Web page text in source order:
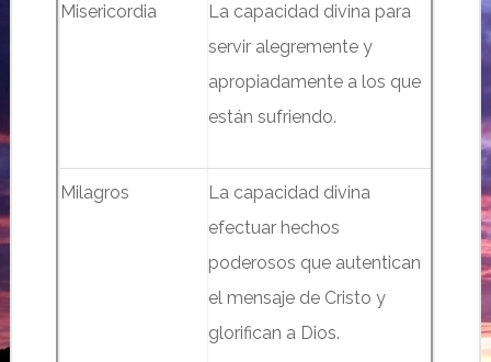
Misericordia
La capacidad divina para
servir alegremente y
apropiadamente a los que
están sufriendo.
Milagros
La capacidad divina
efectuar hechos
poderosos que autentican
el mensaje de Cristo y
glorifican a Dios.